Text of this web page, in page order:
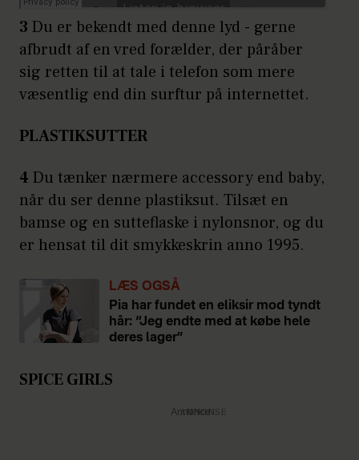
3 Du er bekendt med denne lyd - gerne
afbrudt af en vred forælder, der påråber
sig retten til at tale i telefon som mere
væsentlig end din surftur på internettet.
PLASTIKSUTTER
4 Du tænker nærmere accessory end baby,
når du ser denne plastiksut. Tilsæt en
bamse og en sutteflaske i nylonsnor, og du
er hensat til dit smykkeskrin anno 1995.
LÆS OGSÅ
Pia har fundet en eliksir mod tyndt
hår: “Jeg endte med at købe hele
deres lager”
SPICE GIRLS
Annonce